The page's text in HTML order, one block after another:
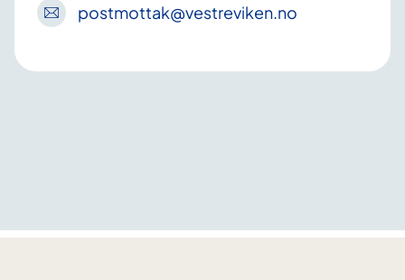
postmottak@vestreviken.no